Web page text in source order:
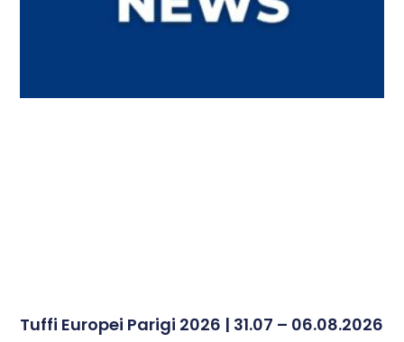
Tuffi Europei Parigi 2026 | 31.07 – 06.08.2026